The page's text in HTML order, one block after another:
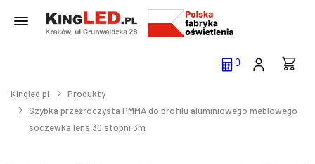
0
Kingled.pl
Produkty
Szybka przeźroczysta PMMA do profilu aluminiowego meblowego
soczewka lens 30 stopni 3m